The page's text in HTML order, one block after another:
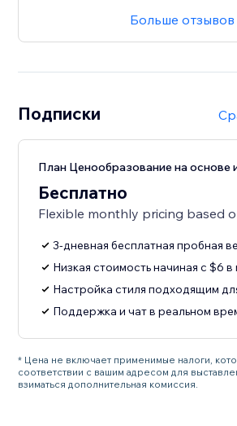
Больше отзывов
Подписки
План Ценообразование на основе
Бесплатно
Flexible monthly pricing based
3-дневная бесплатная пробная
Низкая стоимость начиная с $6 в
Настройка стиля подходящим
Поддержка и чат в реальном
* Цена не включает применимые налоги,
соответствии с вашим адресом для
взиматься дополнительная комиссия.